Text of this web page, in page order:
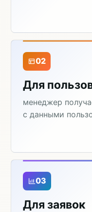
02
Для
менеджер
с данными
03
Для заявок